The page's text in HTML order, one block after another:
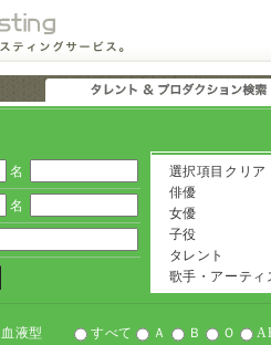
名
名
選択項目クリア
俳優
女優
子役
タレント
歌手・アーティ
血液型 すべて Ａ Ｂ Ｏ